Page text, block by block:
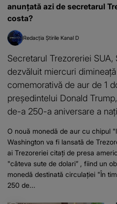
anunțată azi de secretarul
costa?
Redacția Știrile Kanal D
Secretarul Trezoreriei SUA,
dezvăluit miercuri
comemorativă de aur de 1
președintelui Donald
de-a 250-a aniversare a
O nouă monedă de aur cu chipul
Washington va fi lansată de
ai Trezoreriei citați de presa
"câteva sute de dolari” , fiind un
monedă destinată circulației "În
250 de...